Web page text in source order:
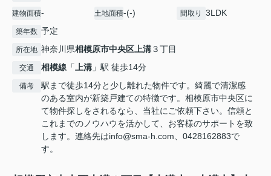
建物面積- 土地面積-(-) 間取り 3LDK
築年数 予定
所在地 神奈川県相模原市中央区 上溝３丁目
交通 相模線 「 上溝 」駅 徒歩14分
備考
駅まで徒歩14分と少し離れた物件です。綺麗で清潔感
のある室内が新築戸建ての特徴です。相模原市中央区に
て物件探しをされるなら、当社にご依頼下さい。信頼と
これまでのノウハウを活かして、お客様のサポートを致
します。連絡先はinfo@sma-h.com、0428162883で
す。